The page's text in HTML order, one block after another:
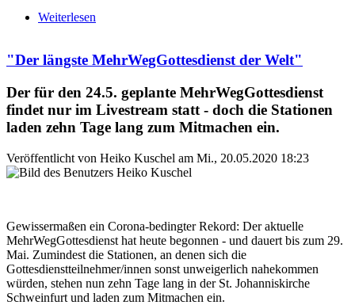
Weiterlesen
"Der längste MehrWegGottesdienst der Welt"
Der für den 24.5. geplante MehrWegGottesdienst
findet nur im Livestream statt - doch die Stationen
laden zehn Tage lang zum Mitmachen ein.
Veröffentlicht von Heiko Kuschel am Mi., 20.05.2020 18:23
Gewissermaßen ein Corona-bedingter Rekord: Der aktuelle
MehrWegGottesdienst hat heute begonnen - und dauert bis zum 29.
Mai. Zumindest die Stationen, an denen sich die
Gottesdienstteilnehmer/innen sonst unweigerlich nahekommen
würden, stehen nun zehn Tage lang in der St. Johanniskirche
Schweinfurt und laden zum Mitmachen ein.